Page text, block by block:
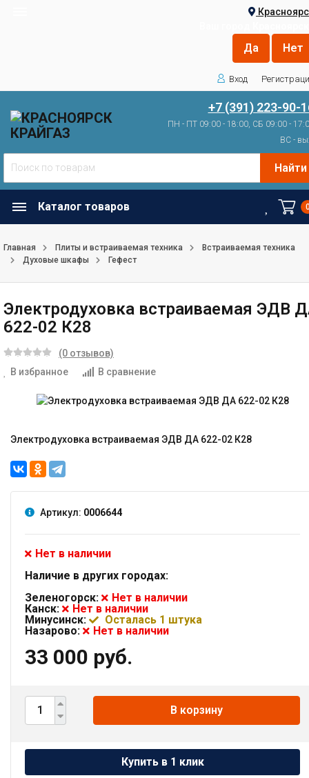
Вход
+7 (391) 223-90-
ПН - ПТ 09:00 - 18:00, СБ 09:00 -
ВС -
Найти
Каталог товаров
Главная Плиты и встраиваемая техника
Встраиваемая техника
Духовые шкафы
Гефест
Электродуховка встраиваемая ЭДВ
622-02 К28
(0 отзывов)
В избранное
В сравнение
Электродуховка встраиваемая ЭДВ ДА 622-02 К28
Артикул: 0006644
Нет в наличии
Наличие в других городах:
Зеленогорск:
Нет в наличии
Канск:
Нет в наличии
Минусинск:
Осталась 1 штука
Назарово:
Нет в наличии
33 000 руб.
В корзину